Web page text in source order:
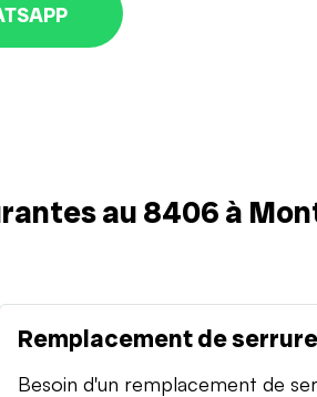
au 8406 à
Remplacement de serrure
Besoin d'un remplacement de